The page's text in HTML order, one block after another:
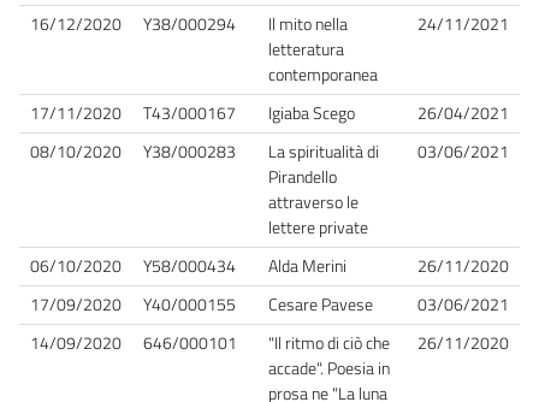
16/12/2020 Y38/000294
Il mito nella
letteratura
contemporanea
24/11/2021
17/11/2020 T43/000167 Igiaba Scego
26/04/2021
08/10/2020
Y38/000283
La spiritualità di
Pirandello
attraverso le
lettere private
03/06/2021
06/10/2020 Y58/000434 Alda Merini
26/11/2020
17/09/2020
Y40/000155 Cesare Pavese
03/06/2021
14/09/2020
646/000101
"Il ritmo di ciò che
accade". Poesia in
prosa ne "La luna
26/11/2020